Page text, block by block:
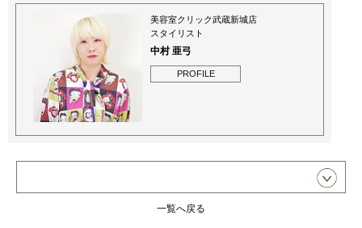
美容室クリック武蔵新城店
スタイリスト
中村 亜弓
PROFILE
一覧へ戻る